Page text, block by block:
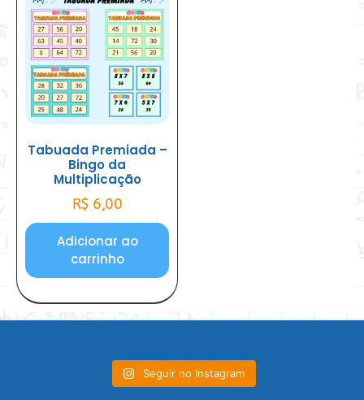
Tabuada Premiada –
Bingo da
Multiplicação
R$ 6,00
Adicionar ao
carrinho
Seguir no Instagram